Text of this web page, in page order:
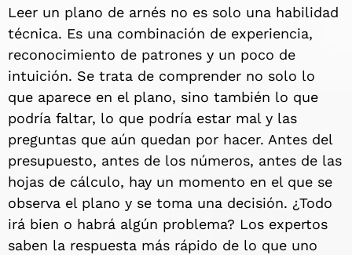
Leer un plano de arnés no es solo una habilidad
técnica. Es una combinación de experiencia,
reconocimiento de patrones y un poco de
intuición. Se trata de comprender no solo lo
que aparece en el plano, sino también lo que
podría faltar, lo que podría estar mal y las
preguntas que aún quedan por hacer. Antes del
presupuesto, antes de los números, antes de las
hojas de cálculo, hay un momento en el que se
observa el plano y se toma una decisión. ¿Todo
irá bien o habrá algún problema? Los expertos
saben la respuesta más rápido de lo que uno